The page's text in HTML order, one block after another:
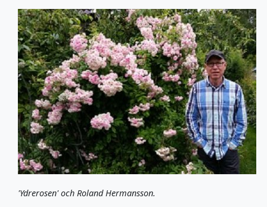
'Ydrerosen' och Roland Hermansson.